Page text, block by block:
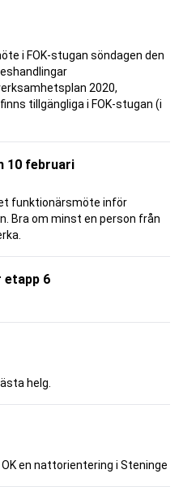
i FOK-stugan söndagen den
2020,
tillgängliga i FOK-stugan (i
10 februari
funktionärsmöte inför
Bra om minst en person från
6
helg.
en nattorientering i Steninge